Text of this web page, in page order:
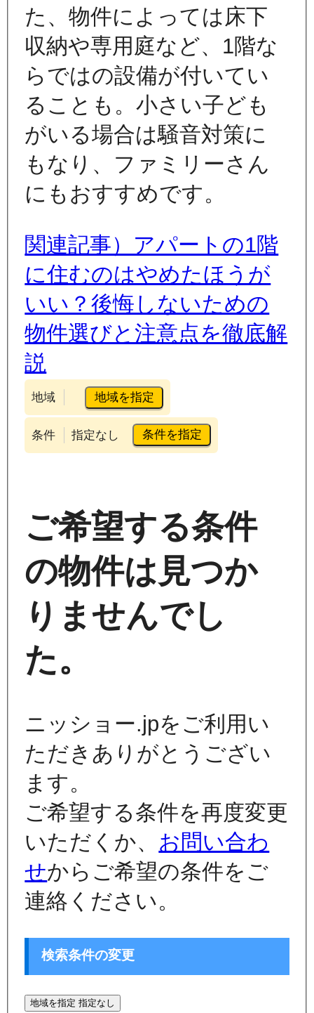
た、物件によっては床下
収納や専用庭など、1階な
らではの設備が付いてい
ることも。小さい子ども
がいる場合は騒音対策に
もなり、ファミリーさん
にもおすすめです。
関連記事）アパートの1階
に住むのはやめたほうが
いい？後悔しないための
物件選びと注意点を徹底解
説
地域 地域を指定
条件 指定なし 条件を指定
ご希望する条件
の物件は見つか
りませんでし
た。
ニッショー.jpをご利用い
ただきありがとうござい
ます。
ご希望する条件を再度変更
いただくか、 お問い合わ
せからご希望の条件をご
連絡ください。
検索条件の変更
地域を指定 指定なし